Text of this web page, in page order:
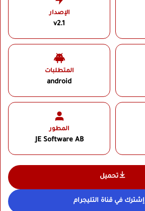
الإصدار
v2.1
المتطلبات
android
المطور
JE Software AB‏
تحميل
إشترك في قناة التليجرام